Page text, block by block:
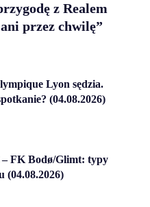
z Realem
przez chwilę”
Lyon sędzia.
(04.08.2026)
– FK Bodø/Glimt: typy
(04.08.2026)